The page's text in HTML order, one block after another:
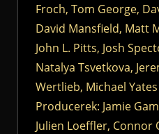
Froch, Tom George,
David Mansfield, Matt
John L. Pitts, Josh
Natalya Tsvetkova,
Wertlieb, Michael Yates
Producerek: Jamie
Julien Loeffler, Connor